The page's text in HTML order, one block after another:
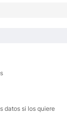
datos si los quiere